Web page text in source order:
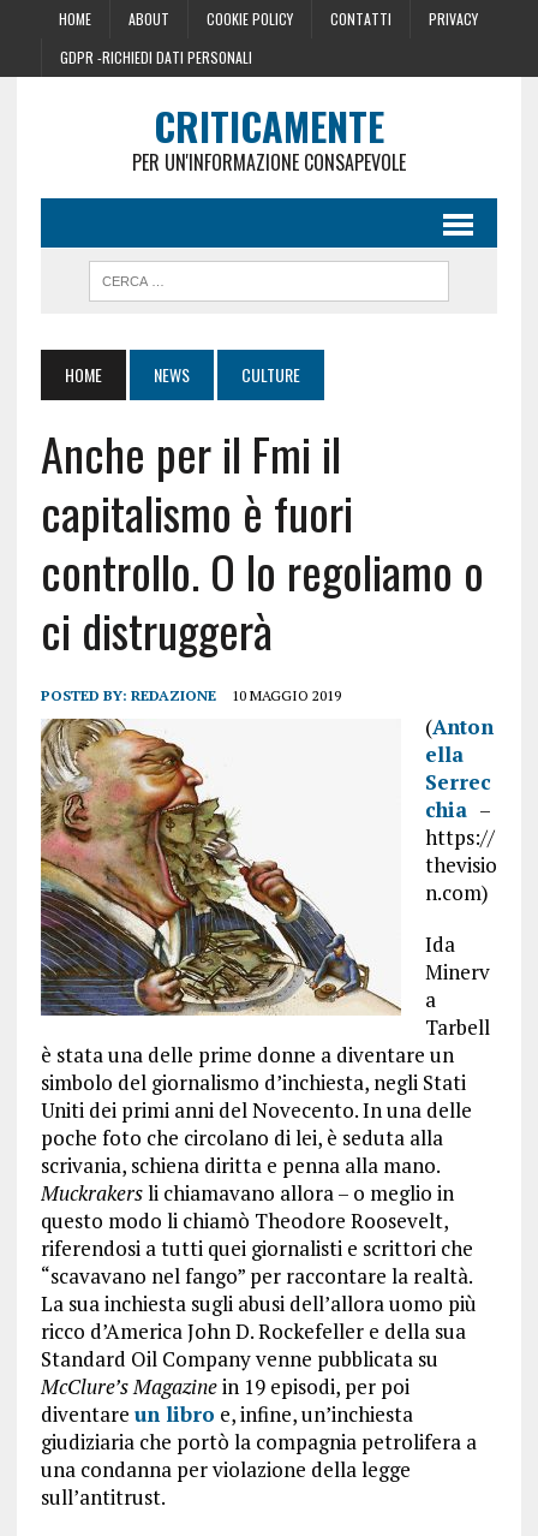
HOME ABOUT COOKIE POLICY CONTATTI
PRIVACY
GDPR -RICHIEDI DATI PERSONALI
CRITICAMENTE
PER UN'INFORMAZIONE CONSAPEVOLE
HOME NEWS CULTURE
Anche per il Fmi il
capitalismo è fuori
controllo. O lo regoliamo o
ci distruggerà
POSTED BY: REDAZIONE 10 MAGGIO 2019
(Anton
ella
Serrec
chia –
https://
thevisio
n.com)
Ida
Minerv
a
Tarbell
è stata una delle prime donne a diventare un
simbolo del giornalismo d’inchiesta, negli Stati
Uniti dei primi anni del Novecento. In una delle
poche foto che circolano di lei, è seduta alla
scrivania, schiena diritta e penna alla mano.
Muckrakersli chiamavano allora – o meglio in
questo modo li chiamò Theodore Roosevelt,
riferendosi a tutti quei giornalisti e scrittori che
“scavavano nel fango” per raccontare la realtà.
La sua inchiesta sugli abusi dell’allora uomo più
ricco d’America John D. Rockefeller e della sua
Standard Oil Company venne pubblicata su
McClure’s Magazinein 19 episodi, per poi
diventare un libro e, infine, un’inchiesta
giudiziaria che portò la compagnia petrolifera a
una condanna per violazione della legge
sull’antitrust.